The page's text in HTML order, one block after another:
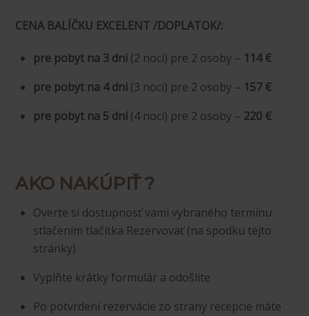
CENA BALÍČKU EXCELENT /DOPLATOK/:
pre pobyt na 3 dni (2 noci) pre 2 osoby – 114 €
pre pobyt na 4 dni (3 noci) pre 2 osoby – 157 €
pre pobyt na 5 dní(4 nocí) pre 2 osoby – 220 €
AKO NAKÚPIŤ ?
Overte si dostupnosť vami vybraného termínu
stlačením tlačítka Rezervovať (na spodku tejto
stránky)
Vyplňte krátky formulár a odošlite
Po potvrdení rezervácie zo strany recepcie máte